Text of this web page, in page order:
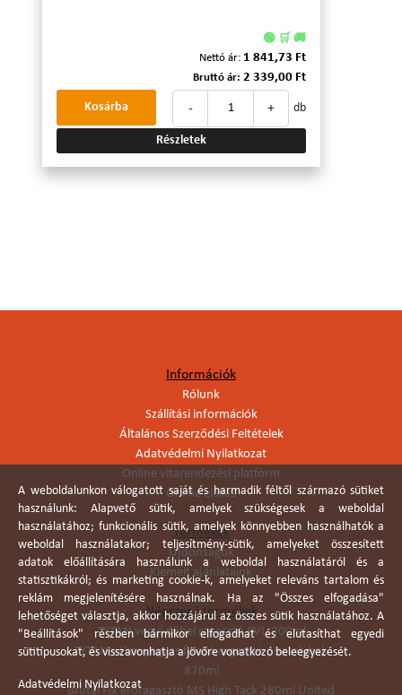
🟢 🛒 🚚
Nettó ár: 1 841,73 Ft
Bruttó ár: 2 339,00 Ft
- + db
Kosárba
Részletek
Információk
Rólunk
Szállítási információk
Általános Szerződési Feltételek
Adatvédelmi Nyilatkozat
Online vitarendezési platform
Online elállás
Termékek
Újdonságok
Kiemelt ajánlataink
Népszerű termékek
TYTAN vegyi dübel ragasztó EVI. 300ml
TYTAN vékonyágyas falazó ragasztó pisztolyhab
870ml
Brutál Fix erőragasztó MS High Tack 280ml United
A weboldalunkon válogatott saját és harmadik féltől származó sütiket
használunk: Alapvető sütik, amelyek szükségesek a weboldal
használatához; funkcionális sütik, amelyek könnyebben használhatók a
weboldal használatakor; teljesítmény-sütik, amelyeket összesített
adatok előállítására használunk a weboldal használatáról és a
statisztikákról; és marketing cookie-k, amelyeket releváns tartalom és
reklám megjelenítésére használnak. Ha az "Összes elfogadása"
lehetőséget választja, akkor hozzájárul az összes sütik használatához. A
"Beállítások" részben bármikor elfogadhat és elutasíthat egyedi
sütitípusokat, és visszavonhatja a jövőre vonatkozó beleegyezését.
Adatvédelmi Nyilatkozat